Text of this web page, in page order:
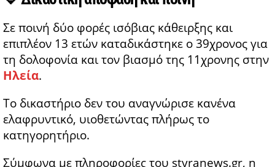
Σε ποινή δύο φορές ισόβιας κάθειρξης και
επιπλέον 13 ετών καταδικάστηκε ο 39χρονος για
τη δολοφονία και τον βιασμό της 11χρονης στην
Ηλεία.
Το δικαστήριο δεν του αναγνώρισε κανένα
ελαφρυντικό, υιοθετώντας πλήρως το
κατηγορητήριο.
Σύμφωνα με πληροφορίες του styranews.gr, η